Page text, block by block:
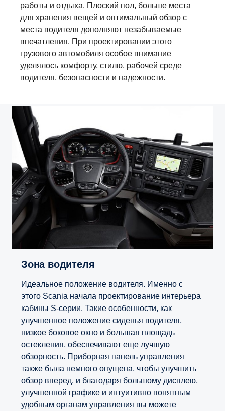
работы и отдыха. Плоский пол, больше места
для хранения вещей и оптимальный обзор с
места водителя дополняют незабываемые
впечатления. При проектировании этого
грузового автомобиля особое внимание
уделялось комфорту, стилю, рабочей среде
водителя, безопасности и надежности.
Зона водителя
Идеальное положение водителя. Именно с
этого Scania начала проектирование интерьера
кабины S-серии. Такие особенности, как
улучшенное положение сиденья водителя,
низкое боковое окно и большая площадь
остекления, обеспечивают еще лучшую
обзорность. Приборная панель управления
также была немного опущена, чтобы улучшить
обзор вперед, и благодаря большому дисплею,
улучшенной графике и интуитивно понятным
удобным органам управления вы можете